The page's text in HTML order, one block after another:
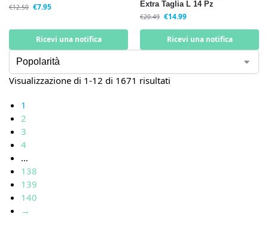
€12.50 €7.95
Ricevi una notifica
Extra Taglia L 14 Pz
€20.49 €14.99
Ricevi una notifica
Visualizzazione di 1-12 di 1671 risultati
1
2
3
4
…
138
139
140
→